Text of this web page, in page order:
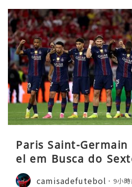
Paris Saint-
el em Busca do
ecutivo da Liga
camisadefutebol 9小